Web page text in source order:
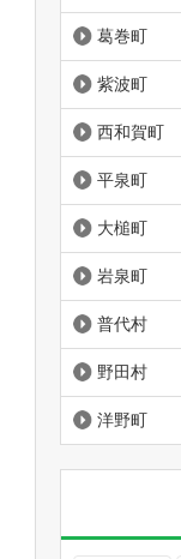
葛巻町
紫波町
西和賀町
平泉町
大槌町
岩泉町
普代村
野田村
洋野町